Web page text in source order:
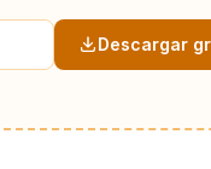
Descargar